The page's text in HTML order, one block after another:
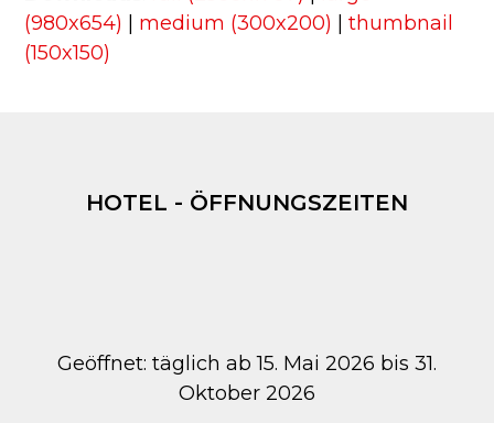
(980x654)
medium (300x200) |thumbnail
(150x150)
HOTEL - ÖFFNUNGSZEITEN
Geöffnet: täglich ab 15. Mai 2026 bis 31.
Oktober 2026